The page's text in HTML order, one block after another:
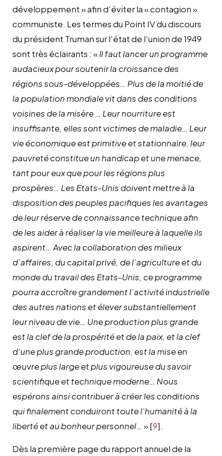
développement » afin d’éviter la « contagion »
communiste. Les termes du Point IV du discours
du président Truman sur l’état de l’union de 1949
sont très éclairants : «Il faut lancer un programme
audacieux pour soutenir la croissance des
régions sous-développées… Plus de la moitié de
la population mondiale vit dans des conditions
voisines de la misère … Leur nourriture est
insuffisante, elles sont victimes de maladie… Leur
vie économique est primitive et stationnaire, leur
pauvreté constitue un handicap et une menace,
tant pour eux que pour les régions plus
prospères… Les Etats-Unis doivent mettre à la
disposition des peuples pacifiques les avantages
de leur réserve de connaissance technique afin
de les aider à réaliser la vie meilleure à laquelle ils
aspirent… Avec la collaboration des milieux
d’affaires, du capital privé, de l’agriculture et du
monde du travail des Etats-Unis, ce programme
pourra accroître grandement l’activité industrielle
des autres nations et élever substantiellement
leur niveau de vie… Une production plus grande
est la clef de la prospérité et de la paix, et la clef
d’une plus grande production, est la mise en
œuvre plus large et plus vigoureuse du savoir
scientifique et technique moderne… Nous
espérons ainsi contribuer à créer les conditions
qui finalement conduiront toute l’humanité à la
liberté et au bonheur personnel… »[9].
Dès la première page du rapport annuel de la